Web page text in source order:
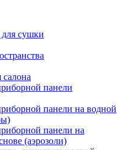
сушки
панели
панели на водной
панели на
(аэрозоли)